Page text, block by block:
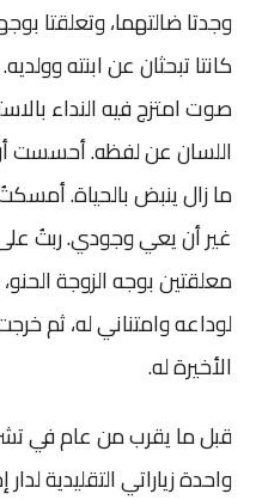
وجدتا ضالتهما، وتعلقتا
كانتا تبحثان عن ابنته
صوت امتزج فيه النداء
اللسان عن لفظه. أحسست
ما زال ينبض بالحياة.
غير أن يعي وجودي. ربتُ
معلقتين بوجه الزوجة
لوداعه وامتناني له، ثم
الأخيرة له.
واحدة زياراتي التقليدية